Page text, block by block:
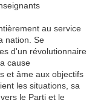
au service
nation. Se
d'un révolutionnaire
cause
et âme aux objectifs
les situations, sa
le Parti et le